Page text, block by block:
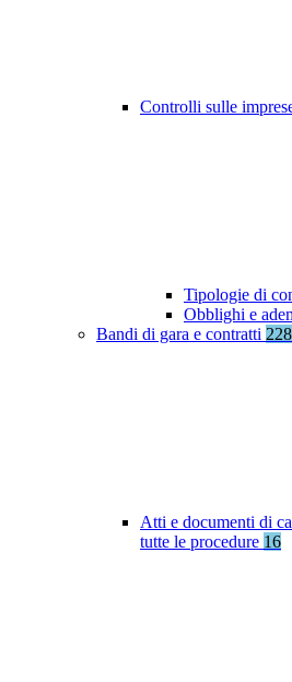
Controlli sulle
Tipologie di
Obblighi e
Bandi di gara e contratti 228
Atti e documenti di
tutte le procedure 16